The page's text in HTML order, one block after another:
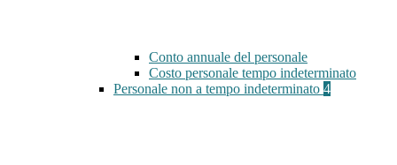
Conto annuale del personale
Costo personale tempo indeterminato
Personale non a tempo indeterminato 4